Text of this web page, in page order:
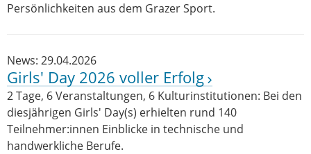
Persönlichkeiten aus dem Grazer Sport.
News: 29.04.2026
Girls' Day 2026 voller Erfolg
2 Tage, 6 Veranstaltungen, 6 Kulturinstitutionen: Bei den
diesjährigen Girls' Day(s) erhielten rund 140
Teilnehmer:innen Einblicke in technische und
handwerkliche Berufe.